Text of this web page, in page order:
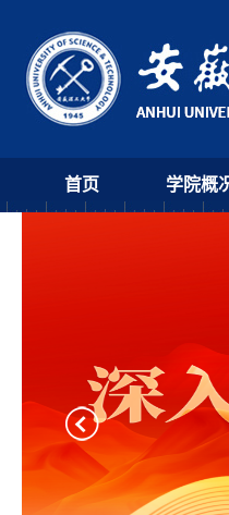
首页 学院概